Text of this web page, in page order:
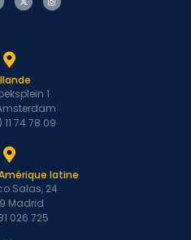
1
11 74 78 09
latine
Salas, 24
Madrid
026 725